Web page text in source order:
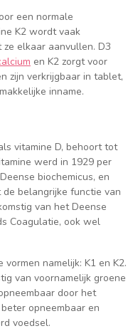
een normale
K2 wordt vaak
elkaar aanvullen. D3
en K2 zorgt voor
zijn verkrijgbaar in tablet,
inname.
vitamine D, behoort tot
werd in 1929 per
biochemicus, en
belangrijke functie van
van het Deense
Coagulatie, ook wel
namelijk: K1 en K2.
van voornamelijk groene
door het
opneembaar en
voedsel.